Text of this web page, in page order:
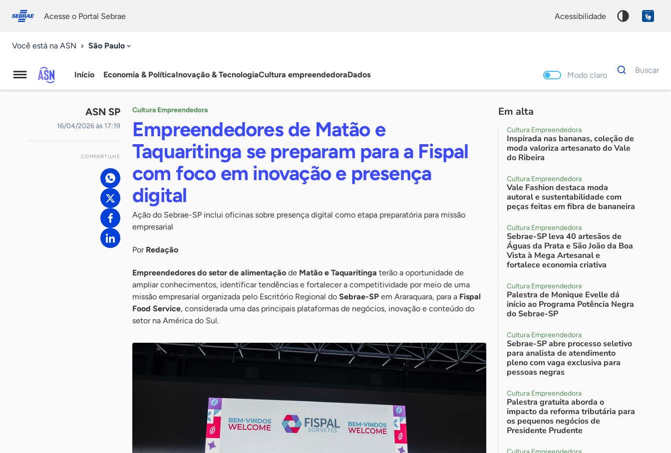
conosco
Acesse o Portal Sebrae acessibilidade
Você está na ASN São Paulo
Agência
Sebrae
Notícias
Início Economia & PolíticaInovação & TecnologiaCultura empreendedoraDados Modo claro
Dados
para
Buscar
ASN SP
16/04/2026 às 17:19
COMPARTILHE
Cultura Empreendedora
Empreendedores de Matão e
Taquaritinga se preparam para a Fispal
com foco em inovação e presença
digital
Ação do Sebrae-SP inclui oficinas sobre presença digital como etapa preparatória para missão
empresarial
Por Redação
Empreendedores do setor de alimentação de Matão e Taquaritinga terão a oportunidade de
ampliar conhecimentos, identificar tendências e fortalecer a competitividade por meio de uma
missão empresarial organizada pelo Escritório Regional do Sebrae-SP em Araraquara, para a Fispal
Food Service, considerada uma das principais plataformas de negócios, inovação e conteúdo do
setor na América do Sul.
Em alta
Cultura Empreendedora
Inspirada nas bananas, coleção de
moda valoriza artesanato do Vale
do Ribeira
Cultura Empreendedora
Vale Fashion destaca moda
autoral e sustentabilidade com
peças feitas em fibra de bananeira
Cultura Empreendedora
Sebrae-SP leva 40 artesãos de
Águas da Prata e São João da Boa
Vista à Mega Artesanal e
fortalece economia criativa
Cultura Empreendedora
Palestra de Monique Evelle dá
início ao Programa Potência Negra
do Sebrae-SP
Cultura Empreendedora
Sebrae-SP abre processo seletivo
para analista de atendimento
pleno com vaga exclusiva para
pessoas negras
Cultura Empreendedora
Palestra gratuita aborda o
impacto da reforma tributária para
os pequenos negócios de
Presidente Prudente